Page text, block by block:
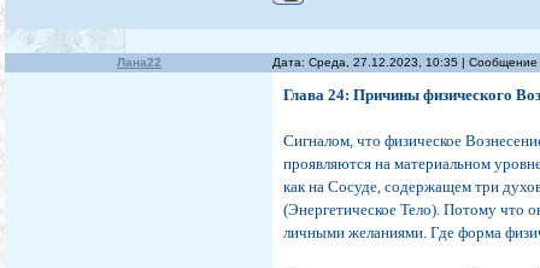
Лана22 Дата: Среда, 27.12.2023, 10:35 |
Глава 24: Причины физического
Сигналом, что физическое
проявляются на материальном
как на Сосуде, содержащем три
(Энергетическое Тело). Потому что
личными желаниями. Где форма